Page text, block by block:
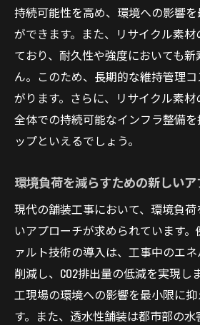
持続可能性を高め、環境への影響
ができます。また、リサイクル素
ており、耐久性や強度においても
ん。このため、長期的な維持管理
がります。さらに、リサイクル素
全体での持続可能なインフラ整備
ップといえるでしょう。
環境負荷を減らすための新しい
現代の舗装工事において、環境負
いアプローチが求められています
ァルト技術の導入は、工事中のエ
削減し、CO2排出量の低減を実現し
工現場の環境への影響を最小限に
す。また、透水性舗装は都市部の